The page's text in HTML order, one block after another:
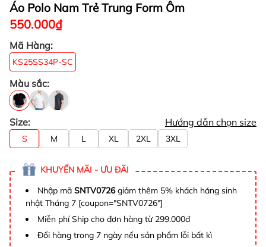
Áo Polo Nam Trẻ Trung Form Ôm
550.000₫
Mã Hàng:
KS25SS34P-SC
Màu sắc:
Size: Hướng dẫn chọn size
S M L XL 2XL 3XL
KHUYẾN MÃI - ƯU ĐÃI
Nhập mã SNTV0726giảm thêm 5% khách háng sinh
nhật Tháng 7 [coupon="SNTV0726"]
Miễn phí Ship cho đơn hàng từ 299.000đ
Đổi hàng trong 7 ngày nếu sản phẩm lỗi bất kì